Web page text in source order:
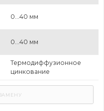
0...40 мм
0...40 мм
Термодиффузионное
цинкование